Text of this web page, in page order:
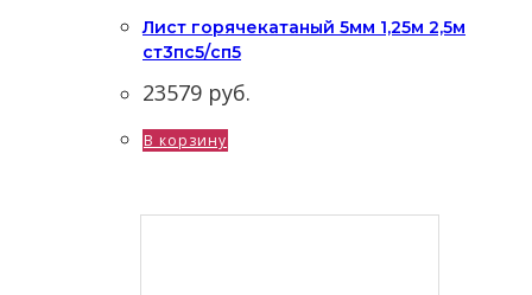
Лист горячекатаный 5мм 1,25м 2,5м
ст3пс5/сп5
23579 руб.
В корзину